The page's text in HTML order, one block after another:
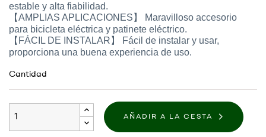
estable y alta fiabilidad.
【AMPLIAS APLICACIONES】 Maravilloso accesorio
para bicicleta eléctrica y patinete eléctrico.
【FÁCIL DE INSTALAR】 Fácil de instalar y usar,
proporciona una buena experiencia de uso.
Cantidad
AÑADIR A LA CESTA